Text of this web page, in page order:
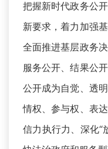
把握新时代政务公
新要求，着力加强
全面推进基层政务
服务公开、结果公
公开成为自觉、透
情权、参与权、表
信力执行力、深化“